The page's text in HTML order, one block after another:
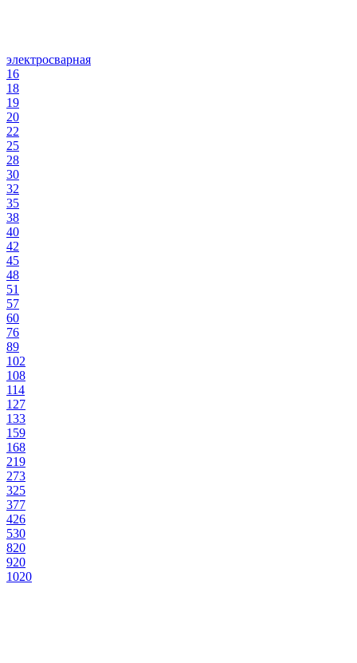
электросварная
16
18
19
20
22
25
28
30
32
35
38
40
42
45
48
51
57
60
76
89
102
108
114
127
133
159
168
219
273
325
377
426
530
820
920
1020